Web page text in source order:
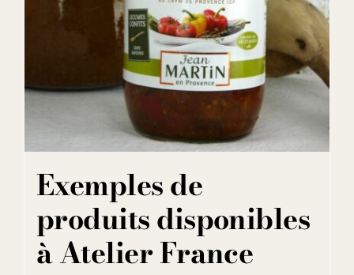
Exemples de
produits disponibles
à Atelier France